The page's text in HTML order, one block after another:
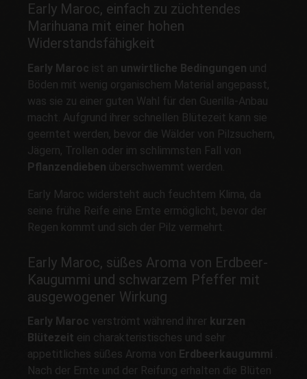
Early Maroc, einfach zu züchtendes
Marihuana mit einer hohen
Widerstandsfähigkeit
Early Maroc ist an unwirtliche Bedingungen und
Böden mit wenig organischem Material angepasst,
was sie zu einer guten Wahl für den Guerilla-Anbau
macht. Aufgrund ihrer schnellen Blütezeit kann sie
geerntet werden, bevor die Wälder von Pilzsuchern,
Jägern, Trollen oder im schlimmsten Fall von
Pflanzendieben überschwemmt werden.
Early Maroc widersteht auch feuchtem Klima, da
seine frühe Reife eine Ernte ermöglicht, bevor der
Regen kommt und sich der Pilz vermehrt.
Early Maroc, süßes Aroma von Erdbeer-
Kaugummi und schwarzem Pfeffer mit
ausgewogener Wirkung
Early Maroc verströmt während ihrer kurzen
Blütezeit ein charakteristisches und sehr
appetitliches süßes Aroma von Erdbeerkaugummi .
Nach der Ernte und der Reifung erhalten die Blüten